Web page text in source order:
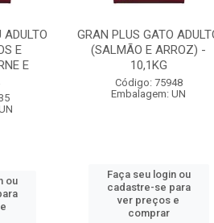
ADULTO
E
E
ou
GRAN PLUS GATO
(SALMÃO E ARROZ) -
10,1KG
Código: 75948
Embalagem: UN
Faça seu login ou
cadastre-se para
ver preços e
comprar